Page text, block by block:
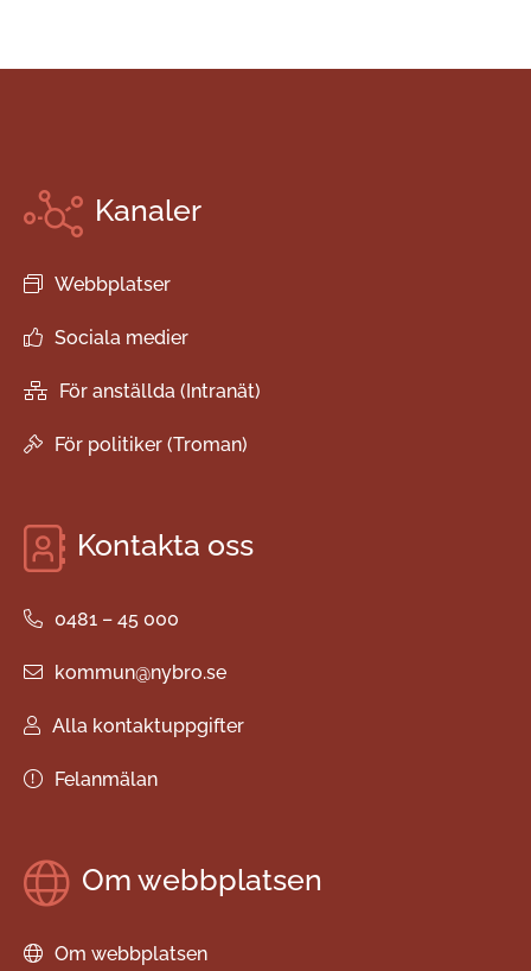
Kanaler
Webbplatser
Sociala medier
För anställda (Intranät)
För politiker (Troman)
Kontakta oss
0481 – 45 000
kommun@nybro.se
Alla kontaktuppgifter
Felanmälan
Om webbplatsen
Om webbplatsen